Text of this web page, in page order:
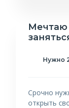
Мечтаю
Нужно
Срочно
открыть